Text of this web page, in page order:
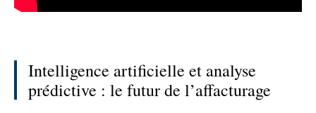
Intelligence artificielle et analyse
prédictive : le futur de l’affacturage